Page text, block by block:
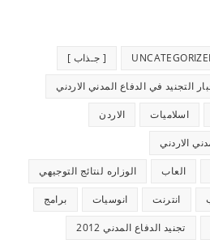
[ جـذاب ]
التجنيد في الدفاع المدني الاردني
اسلاميات الاردن
الاردني
العاب الوزاره لنتائج التوجيهي
انترنت انوسيات برامج
تجنيد الدفاع المدني 2012